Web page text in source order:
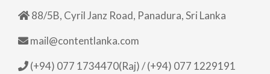
88/5B, Cyril Janz Road, Panadura, Sri Lanka
mail@contentlanka.com
(+94) 077 1734470(Raj) / (+94) 077 1229191